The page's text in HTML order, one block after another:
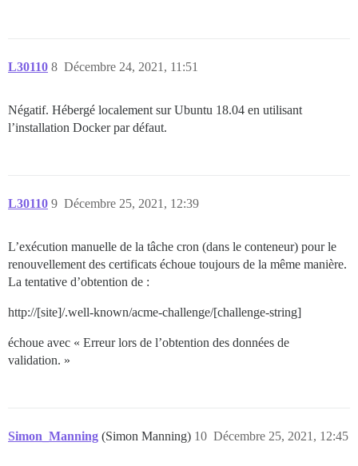
L30110 Décembre 24, 2021, 11:51
8
Négatif. Hébergé localement sur Ubuntu 18.04 en utilisant
l’installation Docker par défaut.
L30110 Décembre 25, 2021, 12:39
9
L’exécution manuelle de la tâche cron (dans le conteneur) pour le
renouvellement des certificats échoue toujours de la même manière.
La tentative d’obtention de :
http://[site]/.well-known/acme-challenge/[challenge-string]
échoue avec « Erreur lors de l’obtention des données de
validation. »
Simon_Manning (Simon Manning) Décembre 25, 2021, 12:45
10